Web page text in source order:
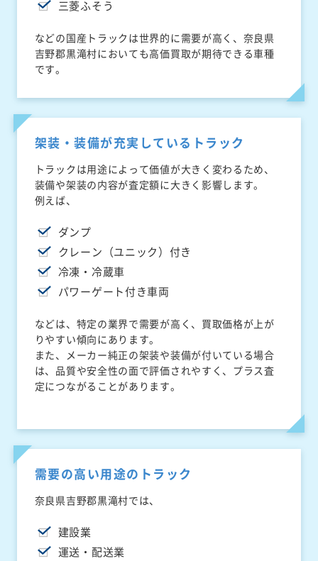
三菱ふそう
などの国産トラックは世界的に需要が高く、奈良県
吉野郡黒滝村においても高価買取が期待できる車種
です。
架装・装備が充実しているトラック
トラックは用途によって価値が大きく変わるため、
装備や架装の内容が査定額に大きく影響します。
例えば、
ダンプ
クレーン（ユニック）付き
冷凍・冷蔵車
パワーゲート付き車両
などは、特定の業界で需要が高く、買取価格が上が
りやすい傾向にあります。
また、メーカー純正の架装や装備が付いている場合
は、品質や安全性の面で評価されやすく、プラス査
定につながることがあります。
需要の高い用途のトラック
奈良県吉野郡黒滝村では、
建設業
運送・配送業